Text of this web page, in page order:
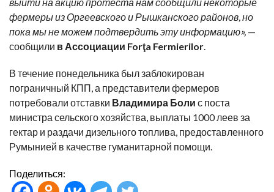
фермеры из Оргеевского и Рышканского районов, но
пока мы не можем подтвердить эту информацию», —
сообщили в Ассоциации Forţa Fermierilor.
В течение понедельника был заблокирован
пограничный КПП, а представители фермеров
потребовали отставки Владимира Боли с поста
министра сельского хозяйства, выплаты 1000 леев за
гектар и раздачи дизельного топлива, предоставленного
Румынией в качестве гуманитарной помощи.
Поделиться: